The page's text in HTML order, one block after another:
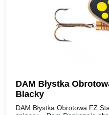
DAM Błystka
Blacky
DAM Błystka Obrotowa FZ